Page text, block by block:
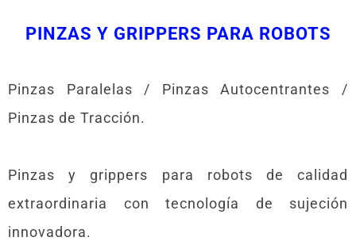
PINZAS Y GRIPPERS PARA ROBOTS
Pinzas Paralelas / Pinzas Autocentrantes /
Pinzas de Tracción.
Pinzas y grippers para robots de calidad
extraordinaria con tecnología de sujeción
innovadora.